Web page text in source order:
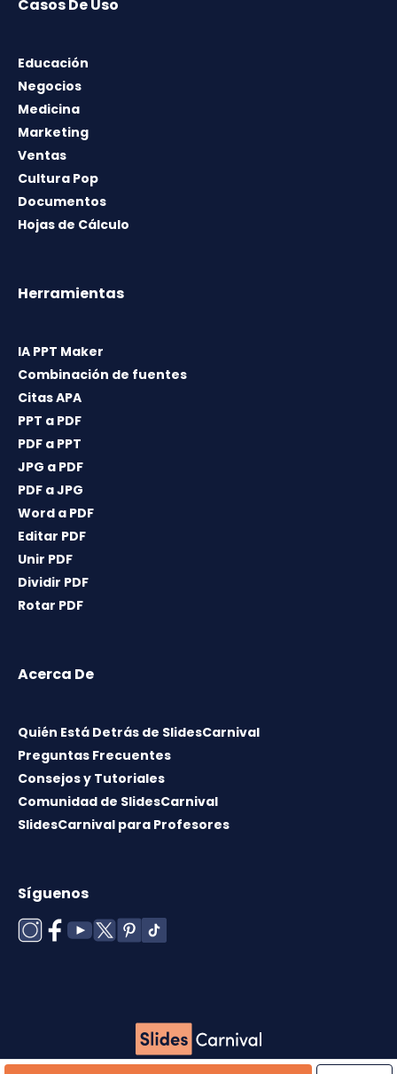
Casos De Uso
Educación
Negocios
Medicina
Marketing
Ventas
Cultura Pop
Documentos
Hojas de Cálculo
Herramientas
IA PPT Maker
Combinación de fuentes
Citas APA
PPT a PDF
PDF a PPT
JPG a PDF
PDF a JPG
Word a PDF
Editar PDF
Unir PDF
Dividir PDF
Rotar PDF
Acerca De
Quién Está Detrás de SlidesCarnival
Preguntas Frecuentes
Consejos y Tutoriales
Comunidad de SlidesCarnival
SlidesCarnival para Profesores
Síguenos
Copyright © 2026 ·Término de uso·Licencia de